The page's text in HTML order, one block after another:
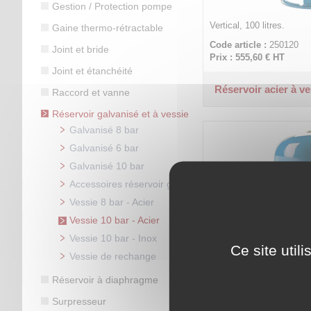
Gestion / Protection pompe
Gaine thermo-rétractable
Joint et bride
Joint et étanchéité
Raccord et vanne
Réservoir galvanisé et à vessie
Galvanisé 8 bar
Galvanisé 6 bar
Galvanisé 10 bar
Accessoires réservoir galva.
Vessie 8 bar - Acier
Vessie 10 bar - Acier
Vessie 10 bar - Inox
Vessie de rechange
Réservoir à diaphragme
Surpresseur
Vertical, 100 litres.
Code article : 250120
Prix : 555,60 € HT
Réservoir acier à
Ce site